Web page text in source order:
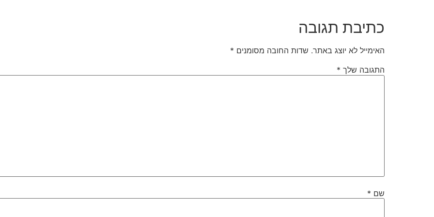
כתיבת תגובה
האימייל לא יוצג באתר. שדות החובה מסומנים *
התגובה שלך *
שם *